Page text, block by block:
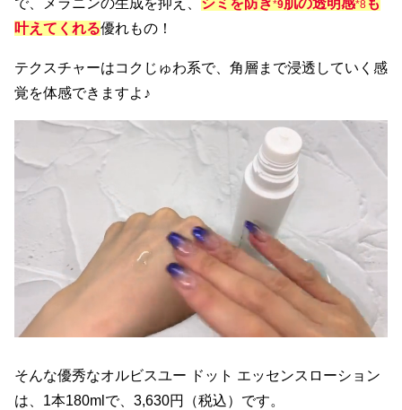
で、メラニンの生成を抑え、 シミを防ぎ*9肌の透明感*8 も
叶えてくれる優れもの！
テクスチャーはコクじゅわ系で、角層まで浸透していく感
覚を体感できますよ♪
そんな優秀なオルビスユー ドット エッセンスローション
は、1本180mlで、3,630円（税込）です。